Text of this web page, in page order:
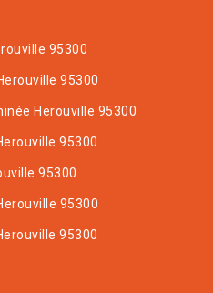
95300
95300
Herouville 95300
95300
95300
95300
95300